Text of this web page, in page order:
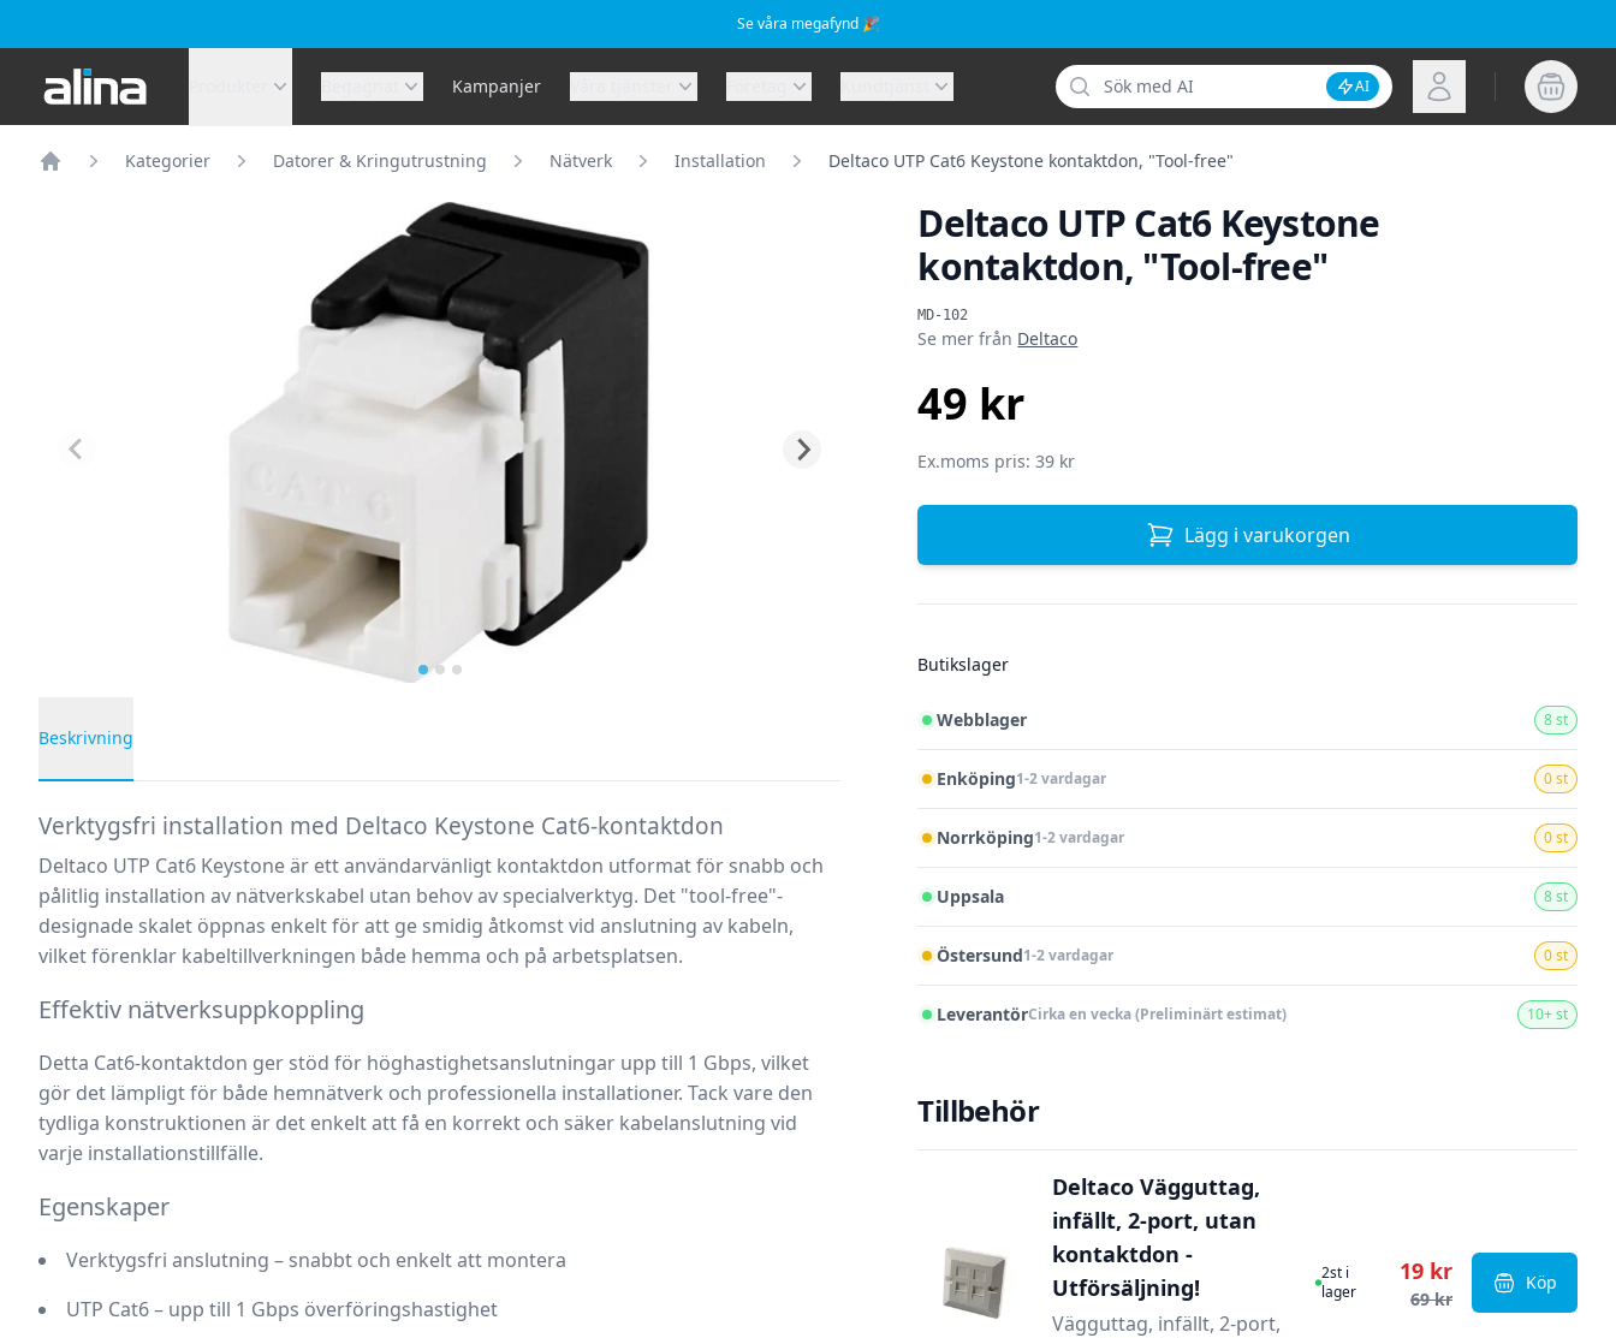
Se våra megafynd 🎉
Alina.se Kampanjer
Sök
Inaktivera AI-sökning
AI Logga in
Kategorier Datorer & Kringutrustning Nätverk Installation Deltaco UTP Cat6 Keystone kontaktdon, "Tool-free"
Deltaco UTP Cat6 Keystone
kontaktdon, "Tool-free"
MD-102
Produktinformation
Se mer från Deltaco
49 kr
Ex.moms pris: 39 kr
Lägg i varukorgen
Butikslager
Webblager 8 st
Enköping1-2 vardagar 0 st
Norrköping1-2 vardagar 0 st
Uppsala 8 st
Östersund1-2 vardagar 0 st
LeverantörCirka en vecka (Preliminärt estimat) 10+ st
Tillbehör
Deltaco Vägguttag,
infällt, 2-port, utan
kontaktdon -
Utförsäljning!
Vägguttag, infällt, 2-port,
I Lager
2st i
lager
19 kr
69 kr
Köp
, Deltaco
Beskrivning
Verktygsfri installation med Deltaco Keystone Cat6-kontaktdon
Deltaco UTP Cat6 Keystone är ett användarvänligt kontaktdon utformat för snabb och
pålitlig installation av nätverkskabel utan behov av specialverktyg. Det "tool-free"-
designade skalet öppnas enkelt för att ge smidig åtkomst vid anslutning av kabeln,
vilket förenklar kabeltillverkningen både hemma och på arbetsplatsen.
Effektiv nätverksuppkoppling
Detta Cat6-kontaktdon ger stöd för höghastighetsanslutningar upp till 1 Gbps, vilket
gör det lämpligt för både hemnätverk och professionella installationer. Tack vare den
tydliga konstruktionen är det enkelt att få en korrekt och säker kabelanslutning vid
varje installationstillfälle.
Egenskaper
Verktygsfri anslutning – snabbt och enkelt att montera
UTP Cat6 – upp till 1 Gbps överföringshastighet